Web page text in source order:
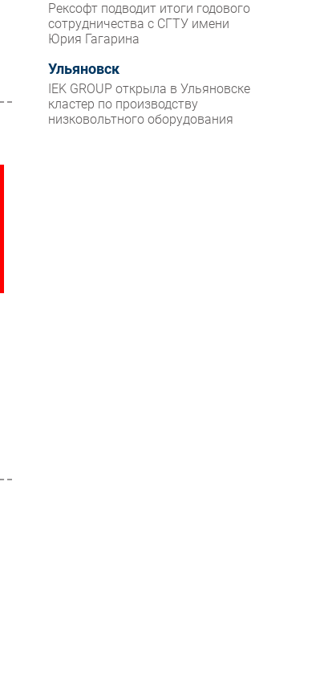
Рексофт подводит итоги годового
сотрудничества с СГТУ имени
Юрия Гагарина
Ульяновск
IEK GROUP открыла в Ульяновске
кластер по производству
низковольтного оборудования